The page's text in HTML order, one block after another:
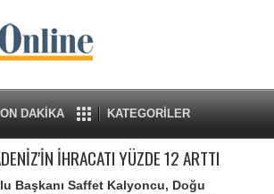
DAKİKA KATEGORİLER
İHRACATI YÜZDE 12 ARTTI
Başkanı Saffet Kalyoncu, Doğu